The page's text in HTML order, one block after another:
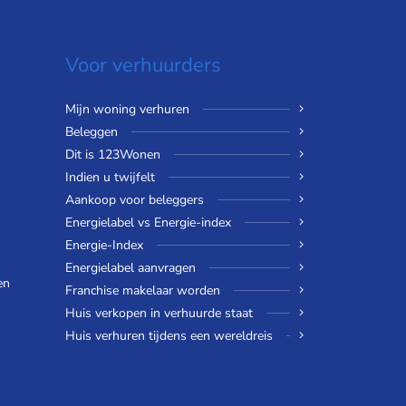
Voor verhuurders
Mijn woning verhuren
Beleggen
Dit is 123Wonen
Indien u twijfelt
Aankoop voor beleggers
Energielabel vs Energie-index
Energie-Index
Energielabel aanvragen
Franchise makelaar worden
Huis verkopen in verhuurde staat
Huis verhuren tijdens een wereldreis